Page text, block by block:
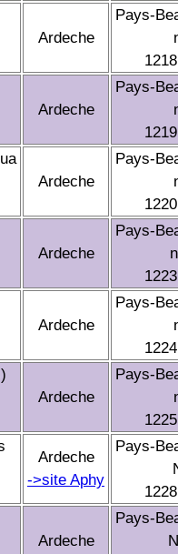
Ardeche
Pays-
Ardeche
Pays-
Ardeche
Pays-
Ardeche
Pays-
Ardeche
Pays-
Ardeche
Pays-
Ardeche
->site Aphy
Pays-
Ardeche
Pays-